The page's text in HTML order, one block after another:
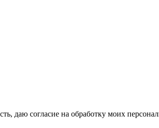
даю согласие на обработку моих